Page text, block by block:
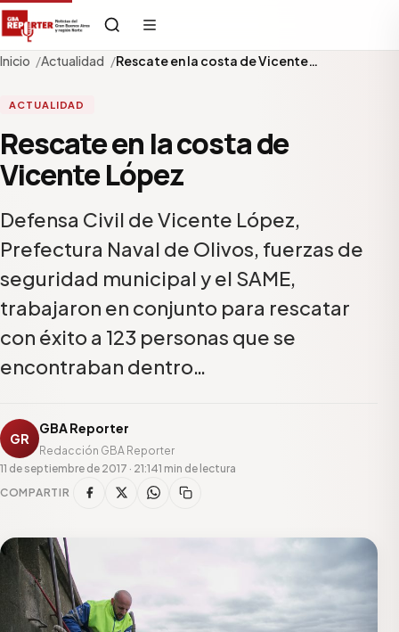
Inicio Actualidad Rescate en la costa de Vicente…
ACTUALIDAD
Rescate en la costa de
Vicente López
Defensa Civil de Vicente López,
Prefectura Naval de Olivos, fuerzas de
seguridad municipal y el SAME,
trabajaron en conjunto para rescatar
con éxito a 123 personas que se
encontraban dentro…
GR
GBA Reporter
Redacción GBA Reporter
11 de septiembre de 2017 · 21:141 min de lectura
COMPARTIR